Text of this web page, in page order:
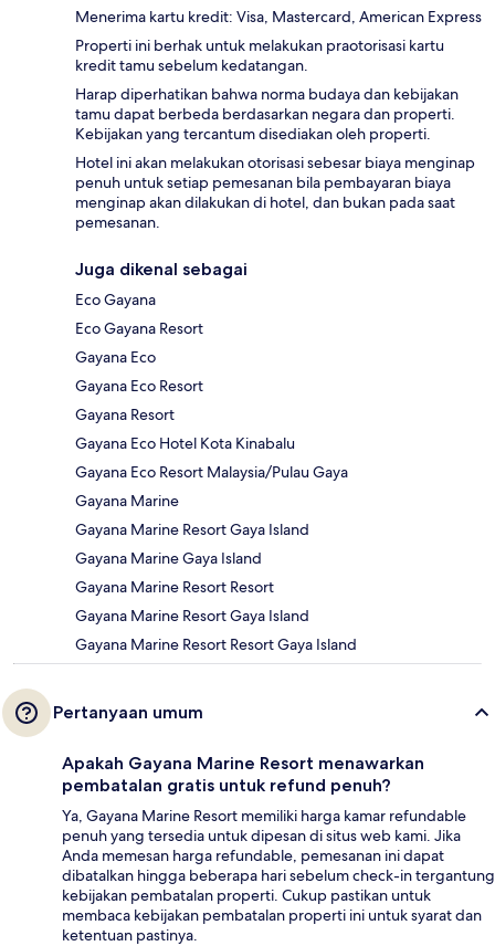
Menerima kartu kredit: Visa, Mastercard, American Express
Properti ini berhak untuk melakukan praotorisasi kartu
kredit tamu sebelum kedatangan.
Harap diperhatikan bahwa norma budaya dan kebijakan
tamu dapat berbeda berdasarkan negara dan properti.
Kebijakan yang tercantum disediakan oleh properti.
Hotel ini akan melakukan otorisasi sebesar biaya menginap
penuh untuk setiap pemesanan bila pembayaran biaya
menginap akan dilakukan di hotel, dan bukan pada saat
pemesanan.
Juga dikenal sebagai
Eco Gayana
Eco Gayana Resort
Gayana Eco
Gayana Eco Resort
Gayana Resort
Gayana Eco Hotel Kota Kinabalu
Gayana Eco Resort Malaysia/Pulau Gaya
Gayana Marine
Gayana Marine Resort Gaya Island
Gayana Marine Gaya Island
Gayana Marine Resort Resort
Gayana Marine Resort Gaya Island
Gayana Marine Resort Resort Gaya Island
Pertanyaan umum
Apakah Gayana Marine Resort menawarkan
pembatalan gratis untuk refund penuh?
Ya, Gayana Marine Resort memiliki harga kamar refundable
penuh yang tersedia untuk dipesan di situs web kami. Jika
Anda memesan harga refundable, pemesanan ini dapat
dibatalkan hingga beberapa hari sebelum check-in tergantung
kebijakan pembatalan properti. Cukup pastikan untuk
membaca kebijakan pembatalan properti ini untuk syarat dan
ketentuan pastinya.